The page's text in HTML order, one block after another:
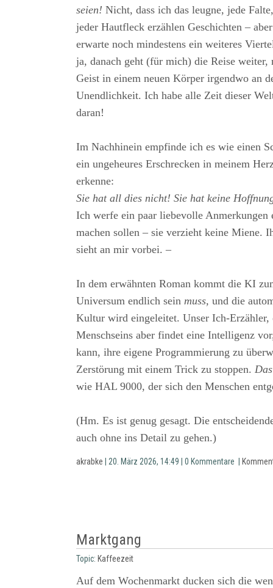
seien! Nicht, dass ich das leugne, jede
jeder Hautfleck erzählen Geschichten –
erwarte noch mindestens ein weiteres
ja, danach geht (für mich) die Reise
Geist in einem neuen Körper irgendwo an
Unendlichkeit. Ich habe alle Zeit dieser
daran!
Im Nachhinein empfinde ich es wie einen
ein ungeheures Erschrecken in meinem
erkenne:
Sie hat all dies nicht! Sie hat keine
Ich werfe ein paar liebevolle Anmerkungen
machen sollen – sie verzieht keine Miene.
sieht an mir vorbei. –
In dem erwähnten Roman kommt die KI
Universum endlich sein muss, und die
Kultur wird eingeleitet. Unser Ich-Erzähler,
Menschseins aber findet eine Intelligenz
kann, ihre eigene Programmierung zu
Zerstörung mit einem Trick zu stoppen. Das
wie HAL 9000, der sich den Menschen
(Hm. Es ist genug gesagt. Die
auch ohne ins Detail zu gehen.)
akrabke | 20. März 2026, 14:49 | 0 Kommentare |
Marktgang
Topic: Kaffeezeit
Auf dem Wochenmarkt ducken sich die